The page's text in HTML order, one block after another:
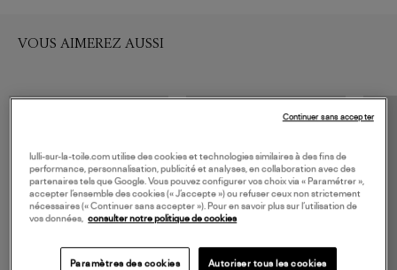
VOUS AIMEREZ AUSSI
lulli-sur-la-toile.com utilise des cookies et technologies similaires à des fins de
performance, personnalisation, publicité et analyses, en collaboration avec des
partenaires tels que Google. Vous pouvez configurer vos choix via « Paramétrer »,
accepter l’ensemble des cookies (« J’accepte ») ou refuser ceux non strictement
nécessaires (« Continuer sans accepter »). Pour en savoir plus sur l’utilisation de
vos données, consulter notre politique de cookies
Paramètres des cookies Autoriser tous les cookies
Continuer sans accepter